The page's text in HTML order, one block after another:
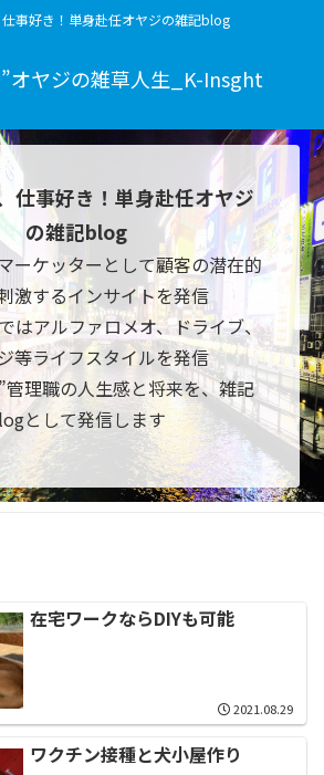
仕事好き！単身赴任オヤジの雑記blog
オヤジの雑草人生_K-Insght
仕事好き！単身赴任オヤジ
の雑記blog
ーケッターとして顧客の潜在的
激するインサイトを発信
はアルファロメオ、ドライブ、
等ライフスタイルを発信
管理職の人生感と将来を、雑記
として発信します
在宅ワークならDIYも可能
2021.08.29
ワクチン接種と犬小屋作り